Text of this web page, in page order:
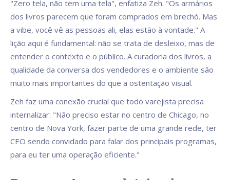
"Zero tela, não tem uma tela", enfatiza Zeh. "Os armários
dos livros parecem que foram comprados em brechó. Mas
a vibe, você vê as pessoas ali, elas estão à vontade." A
lição aqui é fundamental: não se trata de desleixo, mas de
entender o contexto e o público. A curadoria dos livros, a
qualidade da conversa dos vendedores e o ambiente são
muito mais importantes do que a ostentação visual.
Zeh faz uma conexão crucial que todo varejista precisa
internalizar: "Não preciso estar no centro de Chicago, no
centro de Nova York, fazer parte de uma grande rede, ter
CEO sendo convidado para falar dos principais programas,
para eu ter uma operação eficiente."